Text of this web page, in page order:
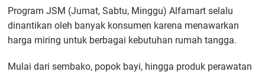
Program JSM (Jumat, Sabtu, Minggu) Alfamart selalu
dinantikan oleh banyak konsumen karena menawarkan
harga miring untuk berbagai kebutuhan rumah tangga.
Mulai dari sembako, popok bayi, hingga produk perawatan